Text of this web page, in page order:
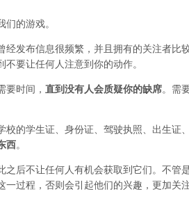
的游戏。
经发布信息很频繁，并且拥有的关注者比
要让任何人注意到你的动作。
要时间， 直到没有人会质疑你的缺席。需
的学生证、身份证、驾驶执照、出生证
西。
之后不让任何人有机会获取到它们。不管
过程，否则会引起他们的兴趣，更加关